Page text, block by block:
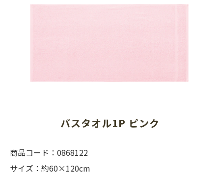
バスタオル1P ピンク
商品コード：0868122
サイズ：約60×120cm